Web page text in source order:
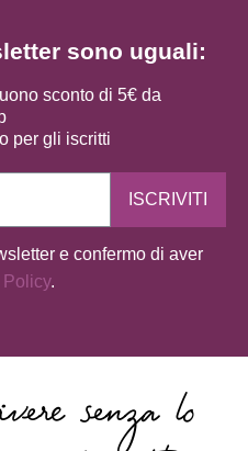
sono uguali:
sconto di 5€ da
per gli iscritti
ISCRIVITI
e confermo di aver
Policy.
senza lo